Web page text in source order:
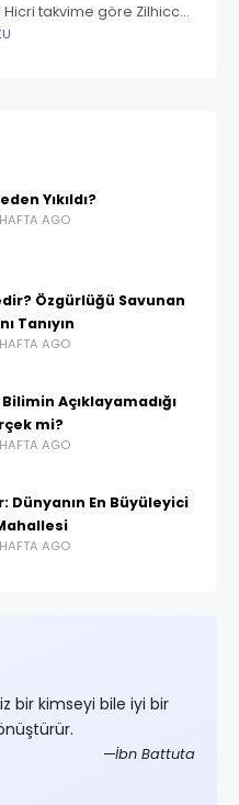
Hicri takvime göre Zilhicce
mübarek bayram,
Yıkıldı?
AGO
Özgürlüğü Savunan
Tanıyın
AGO
Açıklayamadığı
mi?
AGO
Dünyanın En Büyüleyici
AGO
bir kimseyi bile iyi bir
İbn Battuta